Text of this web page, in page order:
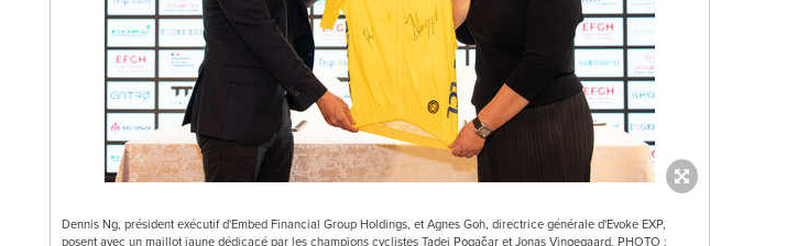
Dennis Ng, président exécutif d'Embed Financial Group Holdings, et Agnes Goh, directrice générale d'Evoke EXP,
posent avec un maillot jaune dédicacé par les champions cyclistes Tadej Pogačar et Jonas Vingegaard. PHOTO :